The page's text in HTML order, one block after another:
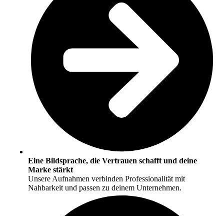
Eine Bildsprache, die Vertrauen schafft und deine
Marke stärkt
Unsere Aufnahmen verbinden Professionalität mit
Nahbarkeit und passen zu deinem Unternehmen.